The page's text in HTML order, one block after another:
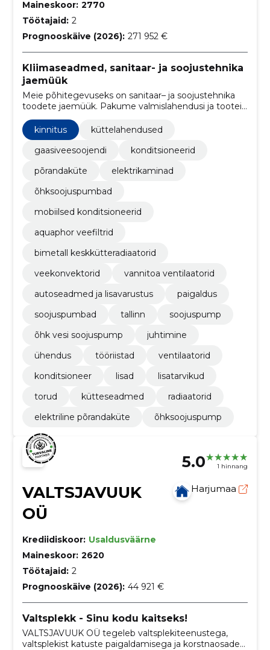
Maineskoor: 2770
Töötajaid: 2
Prognooskäive (2026): 271 952 €
Kliimaseadmed, sanitaar- ja soojustehnika
jaemüük
Meie põhitegevuseks on sanitaar– ja soojustehnika
toodete jaemüük. Pakume valmislahendusi ja tooteid
nii veevarustus-, kui ka gaasi- ja küttevaldkonnas.
kinnitus
küttelahendused
gaasiveesoojendi
konditsioneerid
põrandaküte
elektrikaminad
õhksoojuspumbad
mobiilsed konditsioneerid
aquaphor veefiltrid
bimetall keskkütteradiaatorid
veekonvektorid
vannitoa ventilaatorid
autoseadmed ja lisavarustus
paigaldus
soojuspumbad
tallinn
soojuspump
õhk vesi soojuspump
juhtimine
ühendus
tööriistad
ventilaatorid
konditsioneer
lisad
lisatarvikud
torud
kütteseadmed
radiaatorid
elektriline põrandaküte
õhksoojuspump
5.0 1 hinnang
VALTSJAVUUK
OÜ
Harjumaa
Krediidiskoor: Usaldusväärne
Maineskoor: 2620
Töötajaid: 2
Prognooskäive (2026): 44 921 €
Valtsplekk - Sinu kodu kaitseks!
VALTSJAVUUK OÜ tegeleb valtsplekiteenustega,
valtsplekist katuste paigaldamisega ja korstnaosade